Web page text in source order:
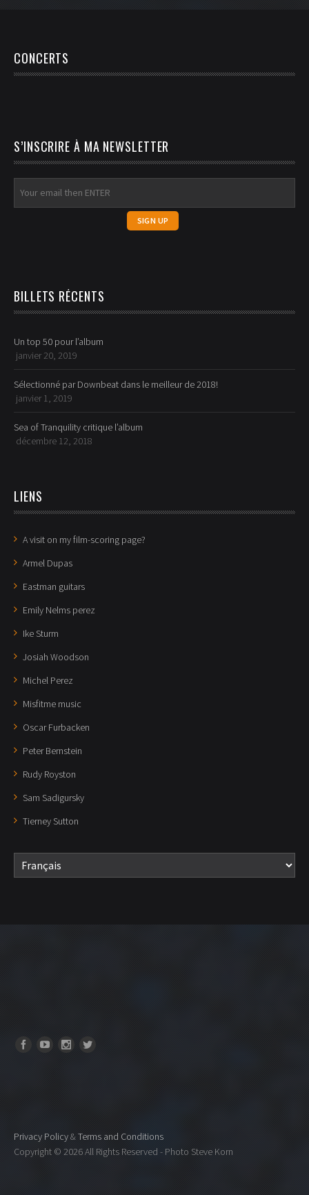
CONCERTS
S’INSCRIRE À MA NEWSLETTER
BILLETS RÉCENTS
Un top 50 pour l’album
janvier 20, 2019
Sélectionné par Downbeat dans le meilleur de 2018!
janvier 1, 2019
Sea of Tranquility critique l’album
décembre 12, 2018
LIENS
A visit on my film-scoring page?
Armel Dupas
Eastman guitars
Emily Nelms perez
Ike Sturm
Josiah Woodson
Michel Perez
Misfitme music
Oscar Furbacken
Peter Bernstein
Rudy Royston
Sam Sadigursky
Tierney Sutton
Privacy Policy&Terms and Conditions
Copyright © 2026 All Rights Reserved - Photo Steve Korn